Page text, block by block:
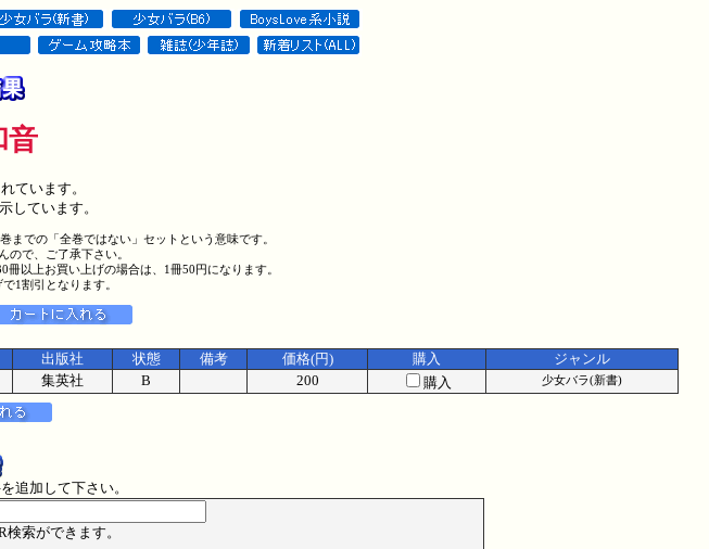
音
ています。
しています。
までの「全巻ではない」セットという意味です。
ので、ご了承下さい。
以上お買い上げの場合は、1冊50円になります。
1割引となります。
出版社 状態 備考 価格(円) 購入
ジャンル
集英社 B 200 購入 少女バラ(新書)
追加して下さい。
索ができます。